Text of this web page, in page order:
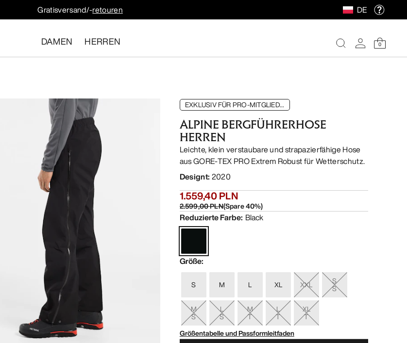
Gratisversand/-retouren DE
DAMEN HERREN 0
EXKLUSIV FÜR PRO-MITGLIED...
ALPINE BERGFÜHRERHOSE
HERREN
Leichte, klein verstaubare und strapazierfähige Hose
aus GORE-TEX PRO Extrem Robust für Wetterschutz.
Designt: 2020
1.559,40 PLN
2.599,00 PLN(Spare40%)
Reduzierte Farbe: Black
Größe:
S M L XL XXL S
S
M
S
L
S
M
T
L
T
XL
T
Größentabelle und Passformleitfaden